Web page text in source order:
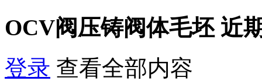
OCV阀压铸阀体毛坯 近
登录 查看全部内容